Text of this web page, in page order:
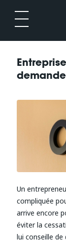
Un
compliquée
arrive encore
éviter la
lui conseille de